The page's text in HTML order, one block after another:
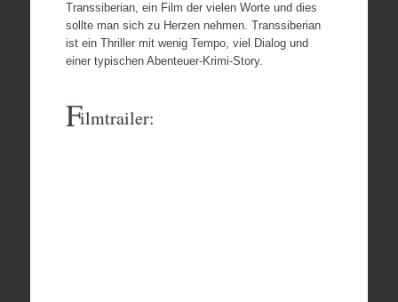
Transsiberian, ein Film der vielen Worte und dies
sollte man sich zu Herzen nehmen. Transsiberian
ist ein Thriller mit wenig Tempo, viel Dialog und
einer typischen Abenteuer-Krimi-Story.
Filmtrailer: